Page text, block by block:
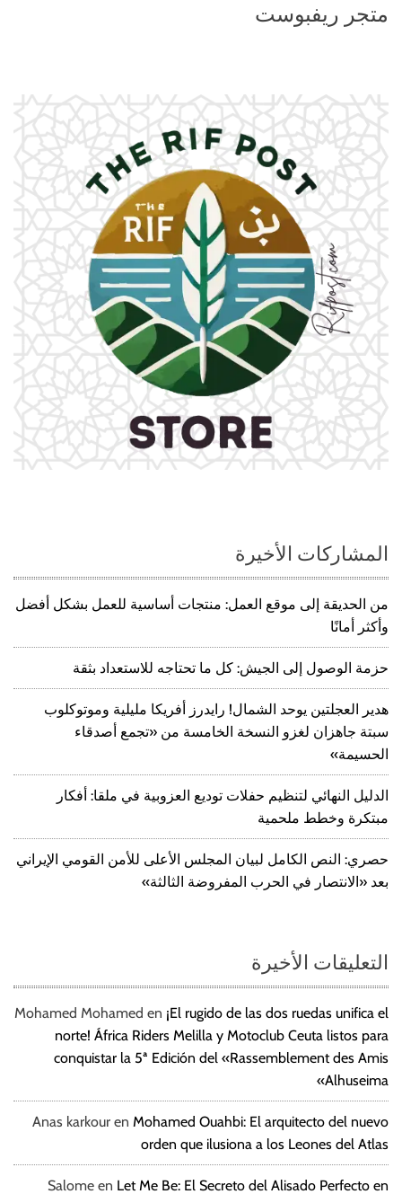
متجر ريفبوست
المشاركات الأخيرة
من الحديقة إلى موقع العمل: منتجات أساسية للعمل بشكل أفضل
وأكثر أمانًا
حزمة الوصول إلى الجيش: كل ما تحتاجه للاستعداد بثقة
هدير العجلتين يوحد الشمال! رايدرز أفريكا مليلية وموتوكلوب
سبتة جاهزان لغزو النسخة الخامسة من «تجمع أصدقاء
الحسيمة»
الدليل النهائي لتنظيم حفلات توديع العزوبية في ملقا: أفكار
مبتكرة وخطط ملحمية
حصري: النص الكامل لبيان المجلس الأعلى للأمن القومي الإيراني
بعد «الانتصار في الحرب المفروضة الثالثة»
التعليقات الأخيرة
Mohamed Mohamed en ¡El rugido de las dos ruedas unifica el
norte! África Riders Melilla y Motoclub Ceuta listos para
conquistar la 5ª Edición del «Rassemblement des Amis
Alhuseima»
Anas karkour en Mohamed Ouahbi: El arquitecto del nuevo
orden que ilusiona a los Leones del Atlas
Salome en Let Me Be: El Secreto del Alisado Perfecto en